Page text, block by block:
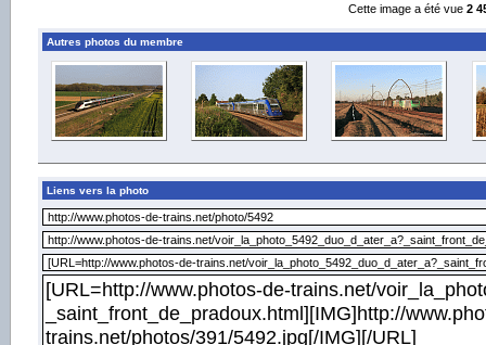
Cette image a été vue 2
Autres photos du membre
Liens vers la photo